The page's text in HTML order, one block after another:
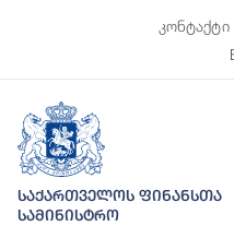
კონტაქტი
საქართველოს ფინანსთა
სამინისტრო